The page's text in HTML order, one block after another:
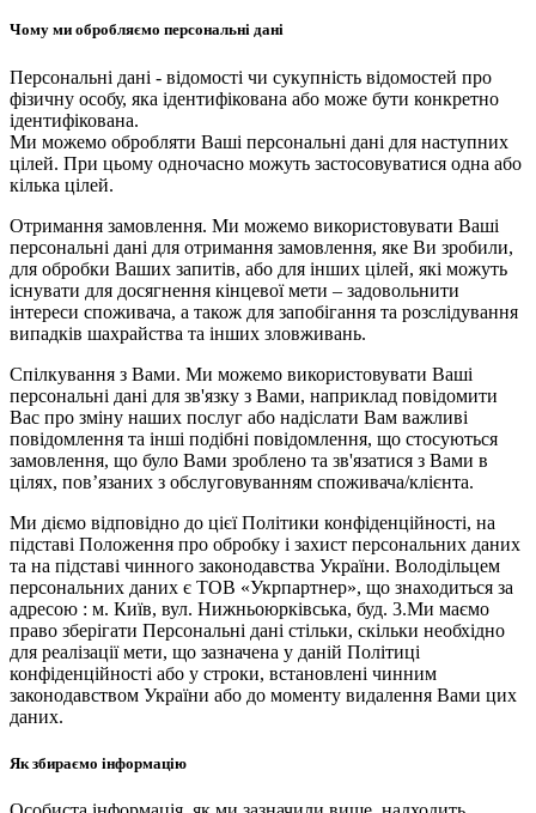
Чому ми обробляємо персональні дані
Персональні дані - відомості чи сукупність відомостей про
фізичну особу, яка ідентифікована або може бути конкретно
ідентифікована.
Ми можемо обробляти Ваші персональні дані для наступних
цілей. При цьому одночасно можуть застосовуватися одна або
кілька цілей.
Отримання замовлення. Ми можемо використовувати Ваші
персональні дані для отримання замовлення, яке Ви зробили,
для обробки Ваших запитів, або для інших цілей, які можуть
існувати для досягнення кінцевої мети – задовольнити
інтереси споживача, а також для запобігання та розслідування
випадків шахрайства та інших зловживань.
Спілкування з Вами. Ми можемо використовувати Ваші
персональні дані для зв'язку з Вами, наприклад повідомити
Вас про зміну наших послуг або надіслати Вам важливі
повідомлення та інші подібні повідомлення, що стосуються
замовлення, що було Вами зроблено та зв'язатися з Вами в
цілях, пов’язаних з обслуговуванням споживача/клієнта.
Ми діємо відповідно до цієї Політики конфіденційності, на
підставі Положення про обробку і захист персональних даних
та на підставі чинного законодавства України. Володільцем
персональних даних є ТОВ «Укрпартнер», що знаходиться за
адресою : м. Київ, вул. Нижньоюркiвська, буд. 3.Ми маємо
право зберігати Персональні дані стільки, скільки необхідно
для реалізації мети, що зазначена у даній Політиці
конфіденційності або у строки, встановлені чинним
законодавством України або до моменту видалення Вами цих
даних.
Як збираємо інформацію